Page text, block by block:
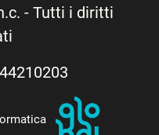
- Tutti i diritti